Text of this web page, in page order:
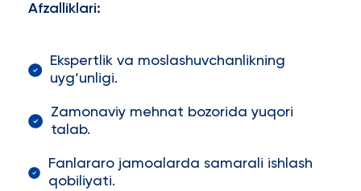
Afzalliklari:
Ekspertlik va moslashuvchanlikning
uyg‘unligi.
Zamonaviy mehnat bozorida yuqori
talab.
Fanlararo jamoalarda samarali ishlash
qobiliyati.